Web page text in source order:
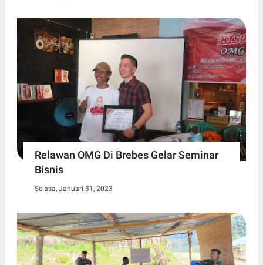
Relawan OMG Di Brebes Gelar Seminar
Bisnis
Selasa, Januari 31, 2023